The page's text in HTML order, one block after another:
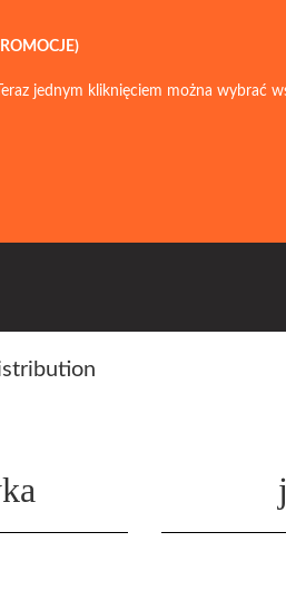
jednym kliknięciem można wybrać